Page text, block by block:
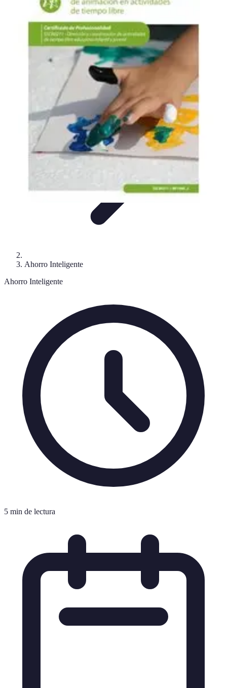
Descuentos Imperdibles
Consejos y Estrategias
Consejos de Ahorro
Estrategias de AhorroGuía de Compras
Descuentos Imperdibles
Ahorro Inteligente
Ahorro Inteligente
5 min de lectura